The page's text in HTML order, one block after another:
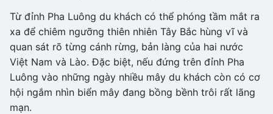
Từ đỉnh Pha Luông du khách có thể phóng tầm mắt ra
xa để chiêm ngưỡng thiên nhiên Tây Bắc hùng vĩ và
quan sát rõ từng cánh rừng, bản làng của hai nước
Việt Nam và Lào. Đặc biệt, nếu đứng trên đỉnh Pha
Luông vào những ngày nhiều mây du khách còn có cơ
hội ngắm nhìn biển mây đang bồng bềnh trôi rất lãng
mạn.